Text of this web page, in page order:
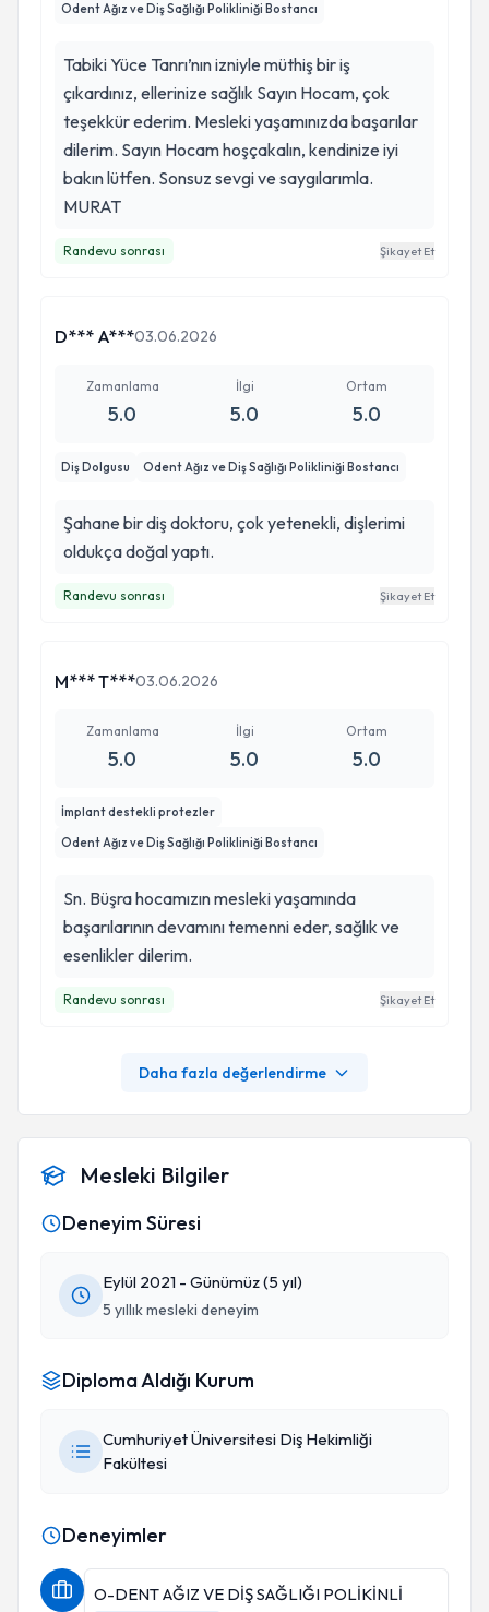
Odent Ağız ve Diş Sağlığı Polikliniği Bostancı
Tabiki Yüce Tanrı’nın izniyle müthiş bir iş
çıkardınız, ellerinize sağlık Sayın Hocam, çok
teşekkür ederim. Mesleki yaşamınızda başarılar
dilerim. Sayın Hocam hoşçakalın, kendinize iyi
bakın lütfen. Sonsuz sevgi ve saygılarımla.
MURAT
Randevu sonrası Şikayet Et
D*** A***03.06.2026
Zamanlama
5.0
İlgi
5.0
Ortam
5.0
Diş Dolgusu Odent Ağız ve Diş Sağlığı Polikliniği Bostancı
Şahane bir diş doktoru, çok yetenekli, dişlerimi
oldukça doğal yaptı.
Randevu sonrası Şikayet Et
M*** T***03.06.2026
Zamanlama
5.0
İlgi
5.0
Ortam
5.0
İmplant destekli protezler
Odent Ağız ve Diş Sağlığı Polikliniği Bostancı
Sn. Büşra hocamızın mesleki yaşamında
başarılarının devamını temenni eder, sağlık ve
esenlikler dilerim.
Randevu sonrası Şikayet Et
Daha fazla değerlendirme
Mesleki Bilgiler
Deneyim Süresi
Eylül 2021 - Günümüz (5 yıl)
5 yıllık mesleki deneyim
Diploma Aldığı Kurum
Cumhuriyet Üniversitesi Diş Hekimliği
Fakültesi
Deneyimler
O-DENT AĞIZ VE DİŞ SAĞLIĞI POLİKİNLİ